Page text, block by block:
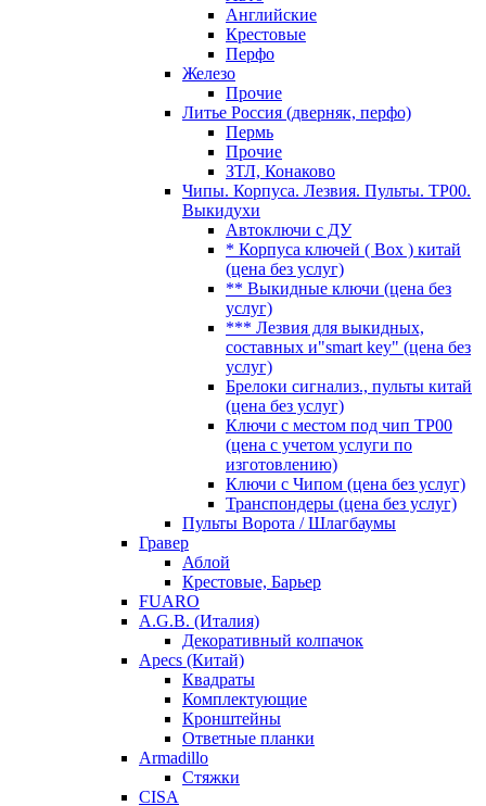
Английские
Крестовые
Перфо
Железо
Прочие
Литье Россия (дверняк, перфо)
Пермь
Прочие
ЗТЛ, Конаково
Чипы. Корпуса. Лезвия. Пульты. TP00.
Выкидухи
Автоключи с ДУ
* Корпуса ключей ( Box ) китай
(цена без услуг)
** Выкидные ключи (цена без
услуг)
*** Лезвия для выкидных,
составных и"smart key" (цена без
услуг)
Брелоки сигнализ., пульты китай
(цена без услуг)
Ключи с местом под чип TP00
(цена с учетом услуги по
изготовлению)
Ключи с Чипом (цена без услуг)
Транспондеры (цена без услуг)
Пульты Ворота / Шлагбаумы
Гравер
Аблой
Крестовые, Барьер
FUARO
A.G.B. (Италия)
Декоративный колпачок
Apecs (Китай)
Квадраты
Комплектующие
Кронштейны
Ответные планки
Armadillo
Стяжки
CISA